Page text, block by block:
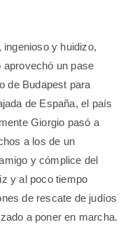
y huidizo,
aprovechó un pase
de Budapest para
de España, el país
Giorgio pasó a
a los de un
y cómplice del
y al poco tiempo
de rescate de judíos
a poner en marcha.